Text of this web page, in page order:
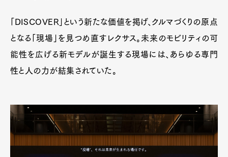
「DISCOVER」という新たな価値を掲げ、クルマづくりの原点
となる「現場」を見つめ直すレクサス。未来のモビリティの可
能性を広げる新モデルが誕生する現場には、あらゆる専門
性と人の力が結集されていた。